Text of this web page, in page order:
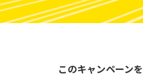
このキャンペーンを